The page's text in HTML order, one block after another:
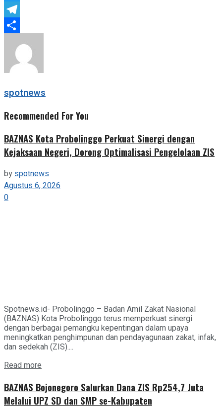
Twitter
Telegram
Share
spotnews
Recommended For You
BAZNAS Kota Probolinggo Perkuat Sinergi dengan
Kejaksaan Negeri, Dorong Optimalisasi Pengelolaan ZIS
by spotnews
Agustus 6, 2026
0
Spotnews.id- Probolinggo – Badan Amil Zakat Nasional
(BAZNAS) Kota Probolinggo terus memperkuat sinergi
dengan berbagai pemangku kepentingan dalam upaya
meningkatkan penghimpunan dan pendayagunaan zakat, infak,
dan sedekah (ZIS)....
Read more
BAZNAS Bojonegoro Salurkan Dana ZIS Rp254,7 Juta
Melalui UPZ SD dan SMP se-Kabupaten